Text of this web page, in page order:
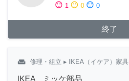
sentiment_satisfied 1 sentiment_neutral 0 sentiment_dissatisfied 0
終了
weekend 修理・組立 ▸ IKEA（イケア）家具
IKEA ミッケ部品